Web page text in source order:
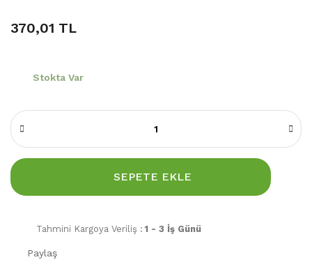
370,01 TL
Stokta Var
SEPETE EKLE
Tahmini Kargoya Veriliş : 1 - 3 İş Günü
Paylaş